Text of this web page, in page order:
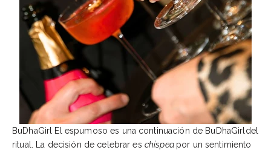
BuDhaGirl El espumoso es una continuación de BuDhaGirldel
ritual. La decisión de celebrar es chispea por un sentimiento